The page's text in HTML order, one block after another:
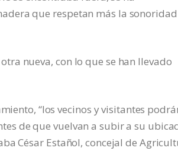
que respetan más la
nueva, con lo que se han llevado
“los vecinos y visitantes
de que vuelvan a subir a su
César Estañol, concejal de